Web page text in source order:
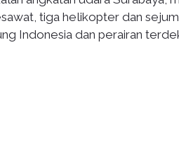
tiga helikopter dan
Indonesia dan perairan